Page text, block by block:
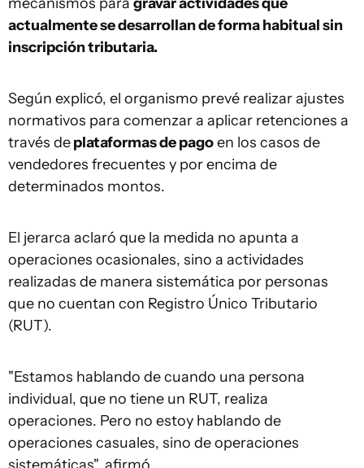
actualmente se desarrollan de forma habitual sin
inscripción tributaria.
Según explicó, el organismo prevé realizar ajustes
normativos para comenzar a aplicar retenciones a
través deplataformas de pagoen los casos de
vendedores frecuentes y por encima de
determinados montos.
El jerarca aclaró que la medida no apunta a
operaciones ocasionales, sino a actividades
realizadas de manera sistemática por personas
que no cuentan con Registro Único Tributario
(RUT).
"Estamos hablando de cuando una persona
individual, que no tiene un RUT, realiza
operaciones. Pero no estoy hablando de
operaciones casuales, sino de operaciones